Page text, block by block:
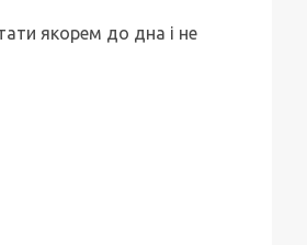
якорем до дна і не